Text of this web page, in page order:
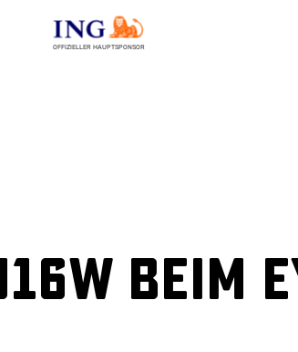
OFFIZIELLER HAUPTSPONSOR
beim